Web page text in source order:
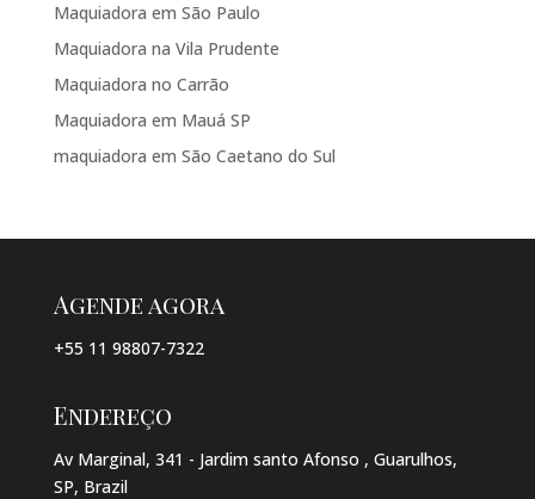
Maquiadora em São Paulo
Maquiadora na Vila Prudente
Maquiadora no Carrão
Maquiadora em Mauá SP
maquiadora em São Caetano do Sul
Agende agora
+55 11 98807-7322
Endereço
Av Marginal, 341 - Jardim santo Afonso , Guarulhos,
SP, Brazil